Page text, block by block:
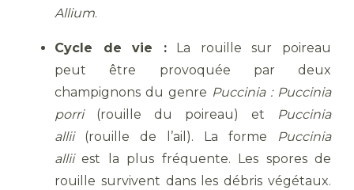
Allium.
Cycle de vie :La rouille sur poireau
peut être provoquée par deux
champignons du genre Puccinia : Puccinia
porri(rouille du poireau) et
Puccinia
allii(rouille de l’ail). La forme
Puccinia
alliiest la plus fréquente. Les spores de
rouille survivent dans les débris végétaux.